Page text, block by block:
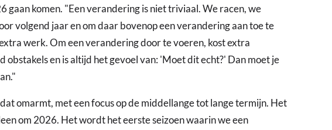
gaan komen. "Een verandering is niet triviaal. We racen, we
volgend jaar en om daar bovenop een verandering aan toe te
werk. Om een verandering door te voeren, kost extra
obstakels en is altijd het gevoel van: 'Moet dit echt?' Dan moet je
omarmt, met een focus op de middellange tot lange termijn. Het
om 2026. Het wordt het eerste seizoen waarin we een